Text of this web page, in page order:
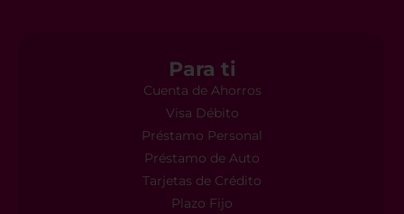
Para ti
Cuenta de Ahorros
Visa Débito
Préstamo Personal
Préstamo de Auto
Tarjetas de Crédito
Plazo Fijo